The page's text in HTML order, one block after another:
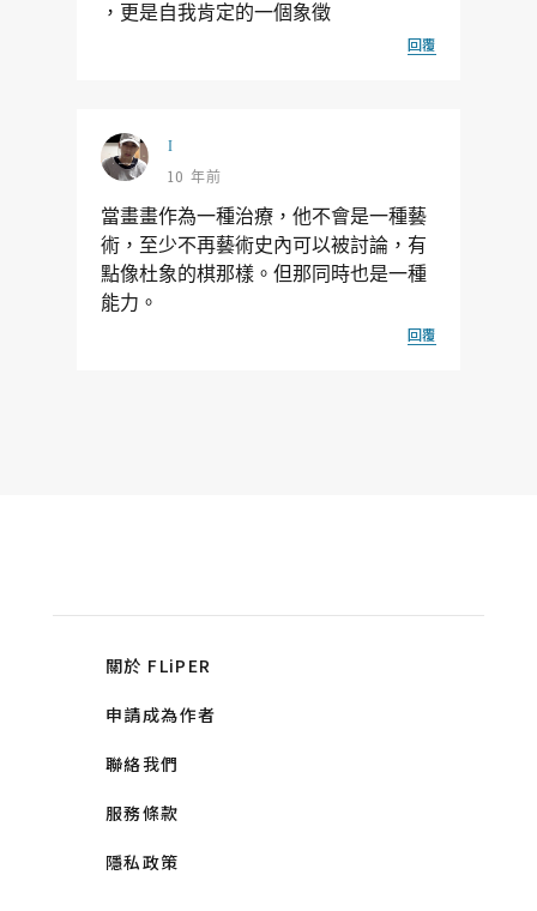
，更是自我肯定的一個象徵
回覆
I
10 年前
當畫畫作為一種治療，他不會是一種藝
術，至少不再藝術史內可以被討論，有
點像杜象的棋那樣。但那同時也是一種
能力。
回覆
關於 FLiPER
申請成為作者
聯絡我們
服務條款
隱私政策